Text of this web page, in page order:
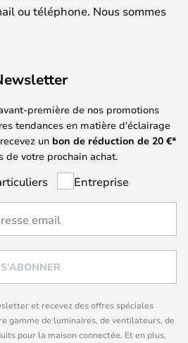
ou téléphone. Nous sommes
première de nos promotions
tendances en matière d'éclairage
un bon de réduction de 20 €*
de votre prochain achat.
Entreprise
S'ABONNER
et recevez des offres spéciales
gamme de luminaires, de ventilateurs, de
pour la maison connectée. Et en plus,